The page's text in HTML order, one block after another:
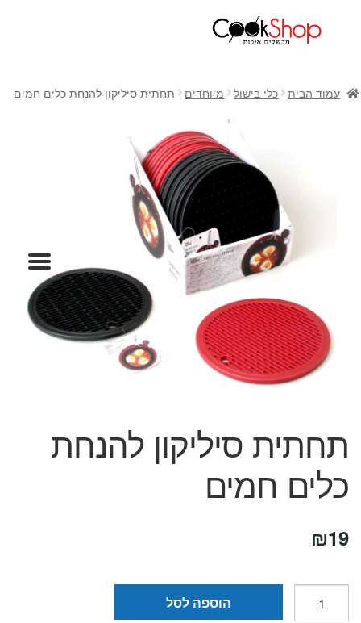
חנות
כלי הגשה ואירוח
מוצרי חשמל למטבח
גאדג'טס וכלי מטבח
אחסון למטבח
קפה ותה
גיפט קארד
כלי בית
המותגים שלנו
מתנות למטבח
מתכונים שלכם
מאמרים
עגלת קניות
עמוד הבית כלי בישול מיוחדים תחתית סיליקון להנחת כלים חמים
תחתית סיליקון להנחת
כלים חמים
₪19
הוספה לסל